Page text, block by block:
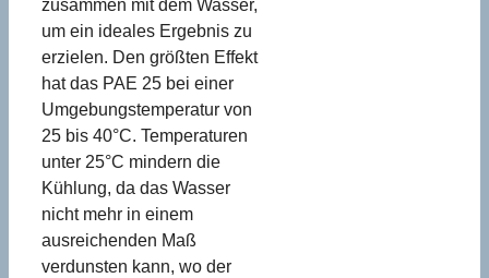
zusammen mit dem Wasser,
um ein ideales Ergebnis zu
erzielen. Den größten Effekt
hat das PAE 25 bei einer
Umgebungstemperatur von
25 bis 40°C. Temperaturen
unter 25°C mindern die
Kühlung, da das Wasser
nicht mehr in einem
ausreichenden Maß
verdunsten kann, wo der